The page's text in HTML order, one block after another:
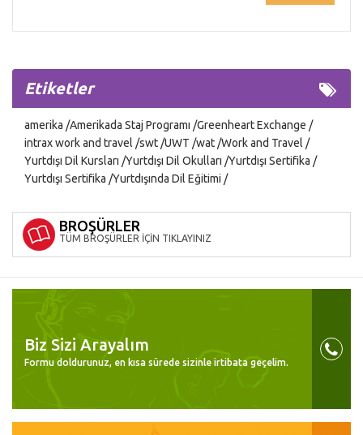
Etiketler
amerika Amerikada Staj Programı Greenheart Exchange
intrax work and travel swt UWT wat Work and Travel
Yurtdışı Dil Kursları Yurtdışı Dil Okulları Yurtdışı Sertifika
Yurtdışı Sertifika Yurtdışında Dil Eğitimi
BROŞÜRLER
TÜM BROŞÜRLER İÇİN TIKLAYINIZ
Biz Sizi Arayalım
Formu doldurunuz, en kısa sürede sizinle irtibata geçelim.